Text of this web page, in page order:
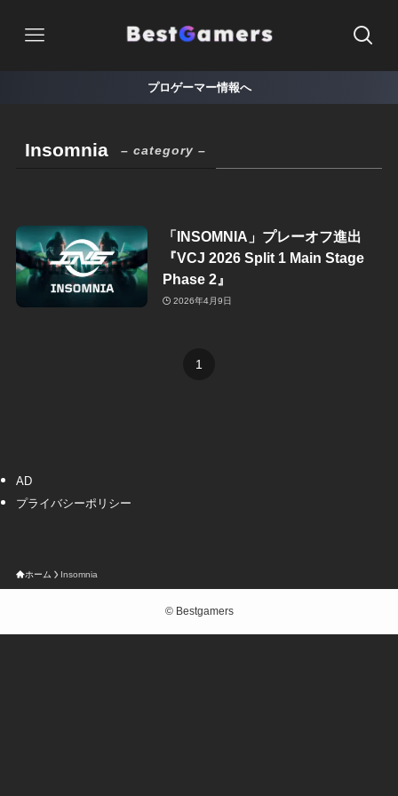
プロゲーマー情報へ
Insomnia – category –
「INSOMNIA」プレーオフ進出
『VCJ 2026 Split 1 Main Stage
Phase 2』
2026年4月9日
1
AD
プライバシーポリシー
ホーム Insomnia
©Bestgamers